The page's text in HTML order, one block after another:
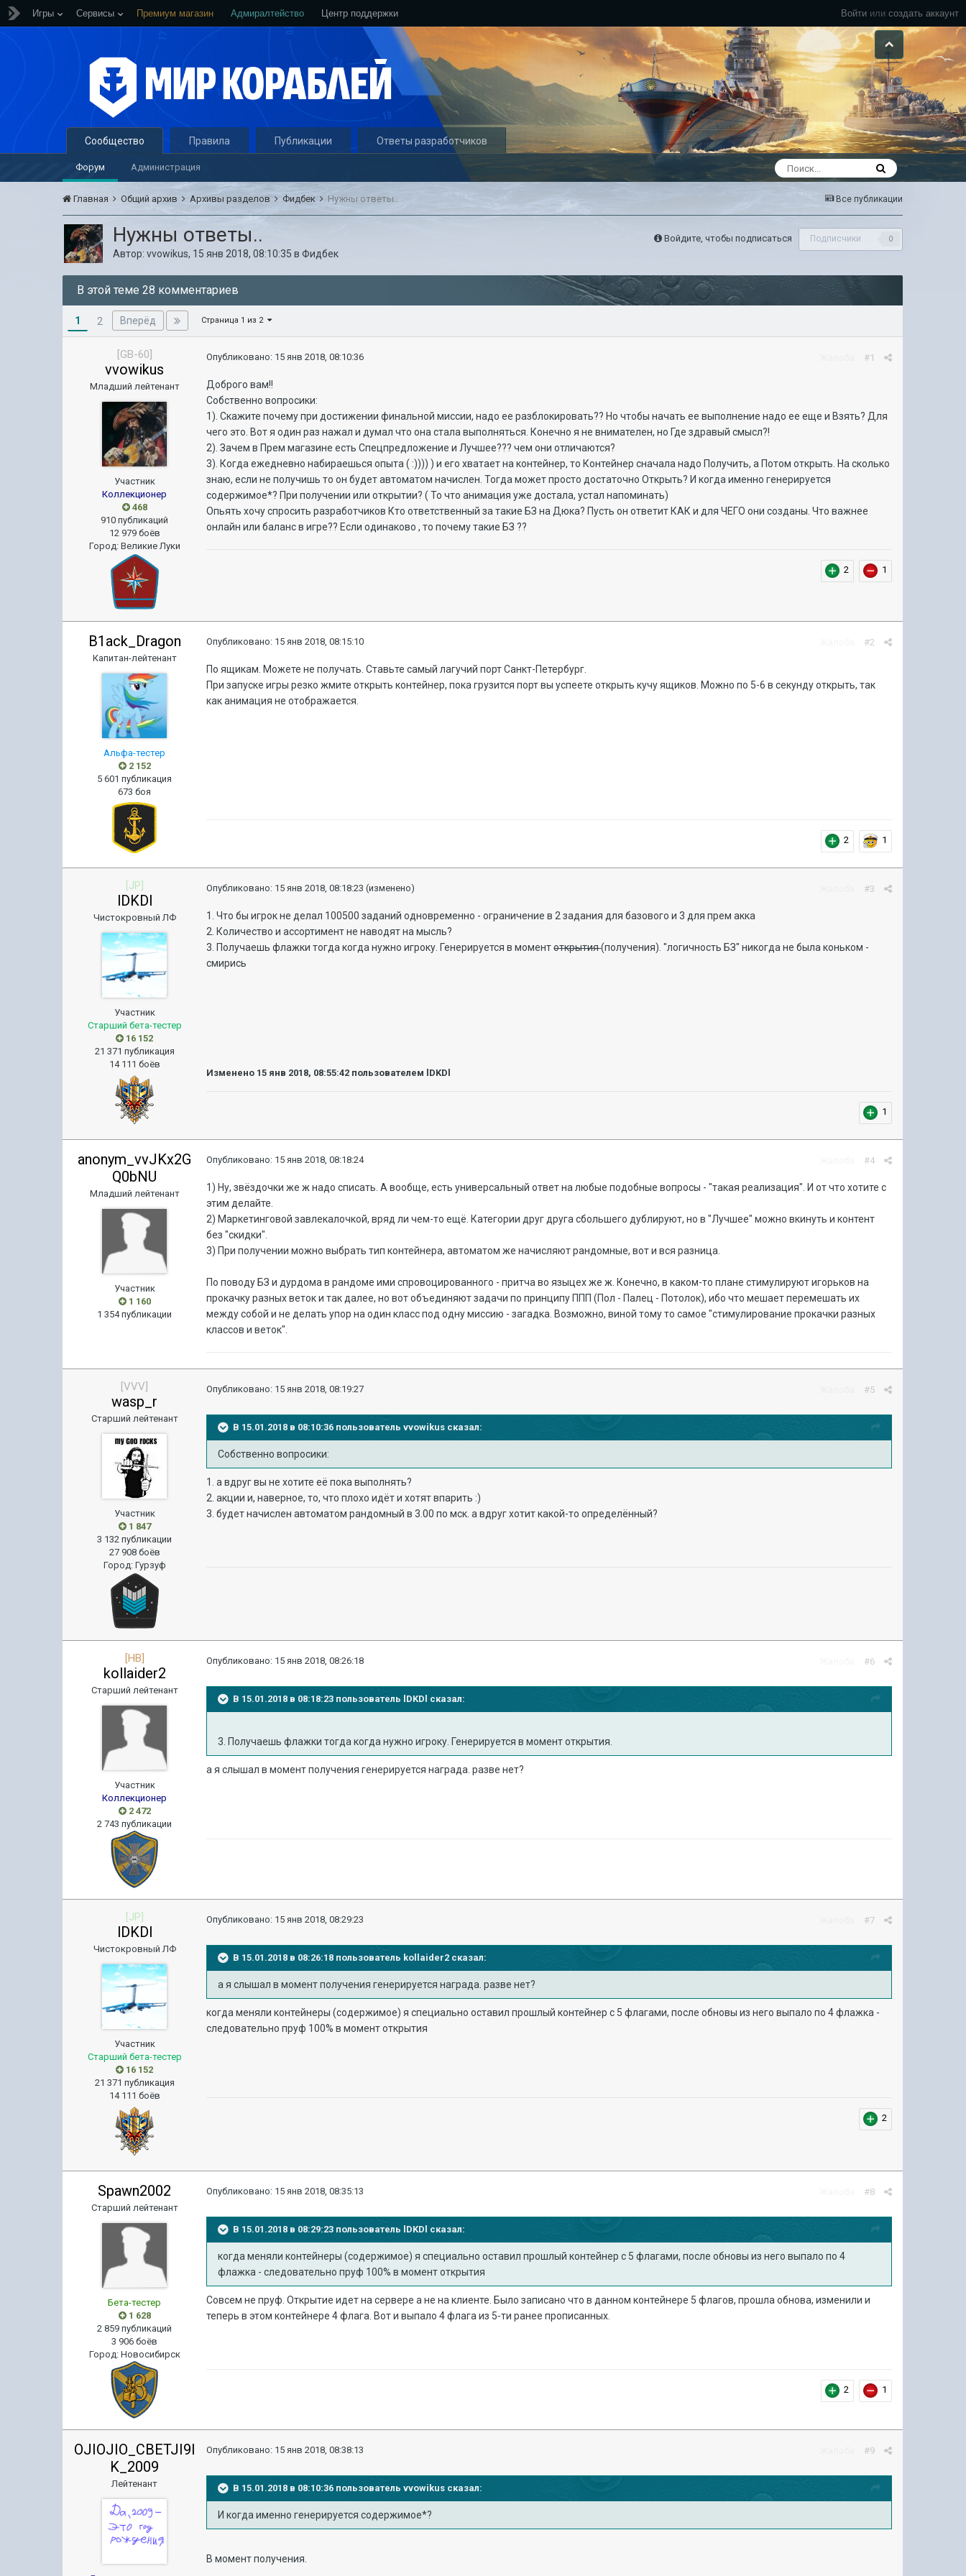
Войти или создать аккаунт
Игры Сервисы Премиум магазин Адмиралтейство Центр поддержки
Сообщество
Форум Администрация
Правила Публикации Ответы разработчиков
Все публикации
Главная Общий архив Архивы разделов Фидбек Нужны ответы..
Войдите, чтобы подписаться Подписчики 0
Нужны ответы..
Автор:vvowikus, 15 янв 2018, 08:10:35 вФидбек
В этой теме 28 комментариев
1 2 Вперёд Страница 1 из 2
[GB-60]
vvowikus
Младший лейтенант
Участник
Коллекционер
468
910 публикаций
12 979 боёв
Город: Великие Луки
#1
Опубликовано: 15 янв 2018, 08:10:36
Доброго вам!!
Собственно вопросики:
1). Скажите почему при достижении финальной миссии, надо ее разблокировать?? Но чтобы начать ее выполнение надо ее еще и Взять? Для
чего это. Вот я один раз нажал и думал что она стала выполняться. Конечно я не внимателен, но Где здравый смысл?!
2). Зачем в Прем магазине есть Спецпредложение и Лучшее??? чем они отличаются?
3). Когда ежедневно набираешься опыта ( :)))) ) и его хватает на контейнер, то Контейнер сначала надо Получить, а Потом открыть. На сколько
знаю, если не получишь то он будет автоматом начислен. Тогда может просто достаточно Открыть? И когда именно генерируется
содержимое*? При получении или открытии? ( То что анимация уже достала, устал напоминать)
Опьять хочу спросить разработчиков Кто ответственный за такие БЗ на Дюка? Пусть он ответит КАК и для ЧЕГО они созданы. Что важнее
онлайн или баланс в игре?? Если одинаково , то почему такие БЗ ??
2 1
B1ack_Dragon
Капитан-лейтенант
Альфа-тестер
2 152
5 601 публикация
673 боя
#2
Опубликовано: 15 янв 2018, 08:15:10
По ящикам. Можете не получать. Ставьте самый лагучий порт Санкт-Петербург.
При запуске игры резко жмите открыть контейнер, пока грузится порт вы успеете открыть кучу ящиков. Можно по 5-6 в секунду открыть, так
как анимация не отображается.
2 1
[JP]
lDKDl
Чистокровный ЛФ
Участник
Старший бета-тестер
16 152
21 371 публикация
14 111 боёв
#3
Опубликовано: 15 янв 2018, 08:18:23 (изменено)
1. Что бы игрок не делал 100500 заданий одновременно - ограничение в 2 задания для базового и 3 для прем акка
2. Количество и ассортимент не наводят на мысль?
3. Получаешь флажки тогда когда нужно игроку. Генерируется в моментоткрытия(получения). "логичность БЗ" никогда не была коньком -
смирись
Изменено 15 янв 2018, 08:55:42 пользователем lDKDl
1
anonym_vvJKx2G
Q0bNU
Младший лейтенант
Участник
1 160
1 354 публикации
#4
Опубликовано: 15 янв 2018, 08:18:24
1) Ну, звёздочки же ж надо списать. А вообще, есть универсальный ответ на любые подобные вопросы - "такая реализация". И от что хотите с
этим делайте.
2) Маркетинговой завлекалочкой, вряд ли чем-то ещё. Категории друг друга сбольшего дублируют, но в "Лучшее" можно вкинуть и контент
без "скидки".
3) При получении можно выбрать тип контейнера, автоматом же начисляют рандомные, вот и вся разница.
По поводу БЗ и дурдома в рандоме ими спровоцированного - притча во языцех же ж. Конечно, в каком-то плане стимулируют игорьков на
прокачку разных веток и так далее, но вот объединяют задачи по принципу ППП (Пол - Палец - Потолок), ибо что мешает перемешать их
между собой и не делать упор на один класс под одну миссию - загадка. Возможно, виной тому то самое "стимулирование прокачки разных
классов и веток".
[VVV]
wasp_r
Старший лейтенант
Участник
1 847
3 132 публикации
27 908 боёв
Город: Гурзуф
#5
Опубликовано: 15 янв 2018, 08:19:27
В 15.01.2018 в 08:10:36 пользовательvvowikus сказал:
Собственно вопросики:
1. а вдруг вы не хотите её пока выполнять?
2. акции и, наверное, то, что плохо идёт и хотят впарить :)
3. будет начислен автоматом рандомный в 3.00 по мск. а вдруг хотит какой-то определённый?
[HB]
kollaider2
Старший лейтенант
Участник
Коллекционер
2 472
2 743 публикации
#6
Опубликовано: 15 янв 2018, 08:26:18
В 15.01.2018 в 08:18:23 пользователь lDKDl сказал:
3. Получаешь флажки тогда когда нужно игроку. Генерируется в момент открытия.
а я слышал в момент получения генерируется награда. разве нет?
[JP]
lDKDl
Чистокровный ЛФ
Участник
Старший бета-тестер
16 152
21 371 публикация
14 111 боёв
#7
Опубликовано: 15 янв 2018, 08:29:23
В 15.01.2018 в 08:26:18 пользователь kollaider2 сказал:
а я слышал в момент получения генерируется награда. разве нет?
когда меняли контейнеры (содержимое) я специально оставил прошлый контейнер с 5 флагами, после обновы из него выпало по 4 флажка -
следовательно пруф 100% в момент открытия
2
Spawn2002
Старший лейтенант
Бета-тестер
1 628
2 859 публикаций
3 906 боёв
Город: Новосибирск
#8
Опубликовано: 15 янв 2018, 08:35:13
В 15.01.2018 в 08:29:23 пользователь lDKDl сказал:
когда меняли контейнеры (содержимое) я специально оставил прошлый контейнер с 5 флагами, после обновы из него выпало по 4
флажка - следовательно пруф 100% в момент открытия
Совсем не пруф. Открытие идет на сервере а не на клиенте. Было записано что в данном контейнере 5 флагов, прошла обнова, изменили и
теперь в этом контейнере 4 флага. Вот и выпало 4 флага из 5-ти ранее прописанных.
2 1
OJIOJIO_CBETJI9I
K_2009
Лейтенант
#9
Опубликовано: 15 янв 2018, 08:38:13
В 15.01.2018 в 08:10:36 пользовательvvowikus сказал:
И когда именно генерируется содержимое*?
В момент получения.